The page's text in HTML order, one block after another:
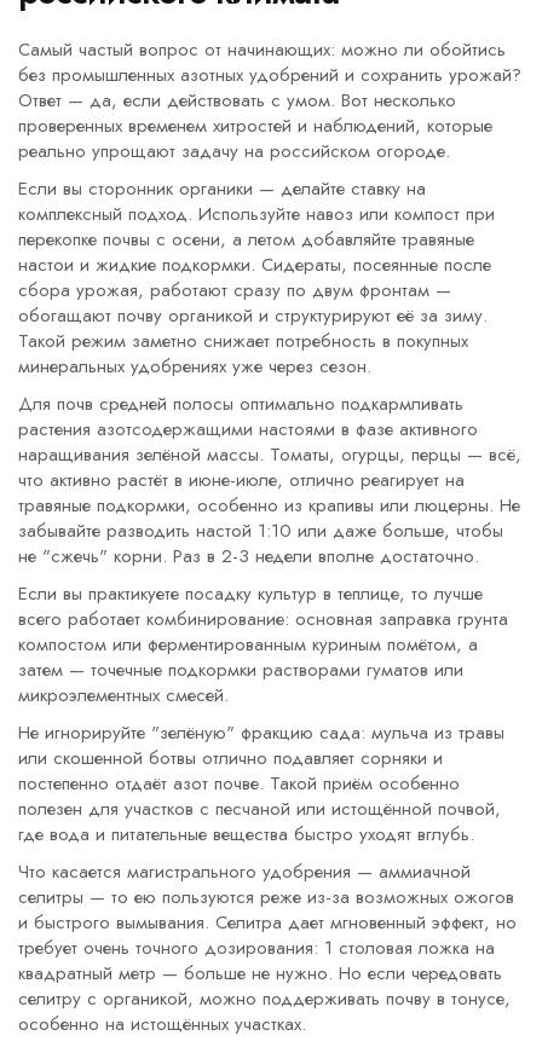
Самый частый вопрос от начинающих: можно ли обойтись
без промышленных азотных удобрений и сохранить урожай?
Ответ — да, если действовать с умом. Вот несколько
проверенных временем хитростей и наблюдений, которые
реально упрощают задачу на российском огороде.
Если вы сторонник органики — делайте ставку на
комплексный подход. Используйте навоз или компост при
перекопке почвы с осени, а летом добавляйте травяные
настои и жидкие подкормки. Сидераты, посеянные после
сбора урожая, работают сразу по двум фронтам —
обогащают почву органикой и структурируют её за зиму.
Такой режим заметно снижает потребность в покупных
минеральных удобрениях уже через сезон.
Для почв средней полосы оптимально подкармливать
растения азотсодержащими настоями в фазе активного
наращивания зелёной массы. Томаты, огурцы, перцы — всё,
что активно растёт в июне-июле, отлично реагирует на
травяные подкормки, особенно из крапивы или люцерны. Не
забывайте разводить настой 1:10 или даже больше, чтобы
не "сжечь" корни. Раз в 2-3 недели вполне достаточно.
Если вы практикуете посадку культур в теплице, то лучше
всего работает комбинирование: основная заправка грунта
компостом или ферментированным куриным помётом, а
затем — точечные подкормки растворами гуматов или
микроэлементных смесей.
Не игнорируйте "зелёную" фракцию сада: мульча из травы
или скошенной ботвы отлично подавляет сорняки и
постепенно отдаёт азот почве. Такой приём особенно
полезен для участков с песчаной или истощённой почвой,
где вода и питательные вещества быстро уходят вглубь.
Что касается магистрального удобрения — аммиачной
селитры — то ею пользуются реже из-за возможных ожогов
и быстрого вымывания. Селитра дает мгновенный эффект, но
требует очень точного дозирования: 1 столовая ложка на
квадратный метр — больше не нужно. Но если чередовать
селитру с органикой, можно поддерживать почву в тонусе,
особенно на истощённых участках.